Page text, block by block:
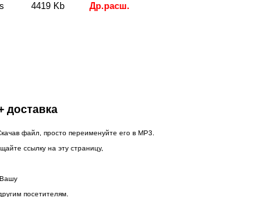
4419 Kb
Др.расш.
доставка
файл, просто переименуйте его в MP3.
ссылку на эту страницу,
посетителям.